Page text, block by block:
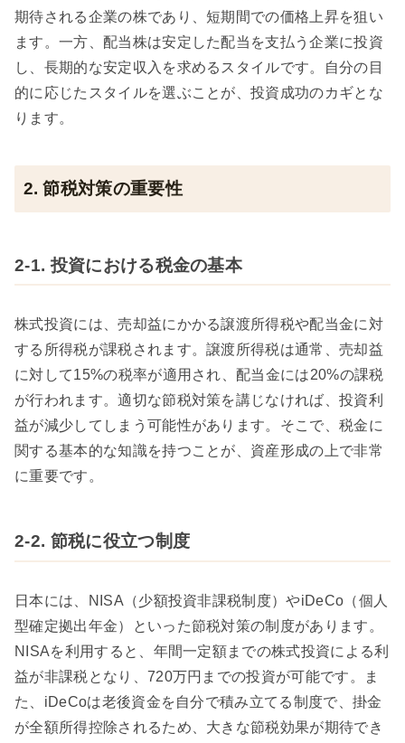
期待される企業の株であり、短期間での価格上昇を狙い
ます。一方、配当株は安定した配当を支払う企業に投資
し、長期的な安定収入を求めるスタイルです。自分の目
的に応じたスタイルを選ぶことが、投資成功のカギとな
ります。
2. 節税対策の重要性
2-1. 投資における税金の基本
株式投資には、売却益にかかる譲渡所得税や配当金に対
する所得税が課税されます。譲渡所得税は通常、売却益
に対して15%の税率が適用され、配当金には20%の課税
が行われます。適切な節税対策を講じなければ、投資利
益が減少してしまう可能性があります。そこで、税金に
関する基本的な知識を持つことが、資産形成の上で非常
に重要です。
2-2. 節税に役立つ制度
日本には、NISA（少額投資非課税制度）やiDeCo（個人
型確定拠出年金）といった節税対策の制度があります。
NISAを利用すると、年間一定額までの株式投資による利
益が非課税となり、720万円までの投資が可能です。ま
た、iDeCoは老後資金を自分で積み立てる制度で、掛金
が全額所得控除されるため、大きな節税効果が期待でき